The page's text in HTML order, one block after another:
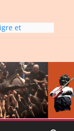
et
line-